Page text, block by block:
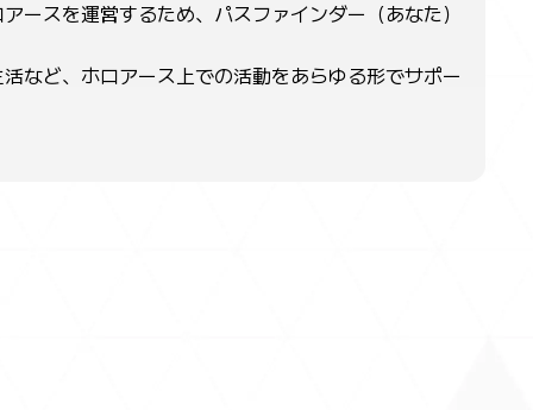
ースを運営するため、パスファインダー（あなた）
など、ホロアース上での活動をあらゆる形でサポー